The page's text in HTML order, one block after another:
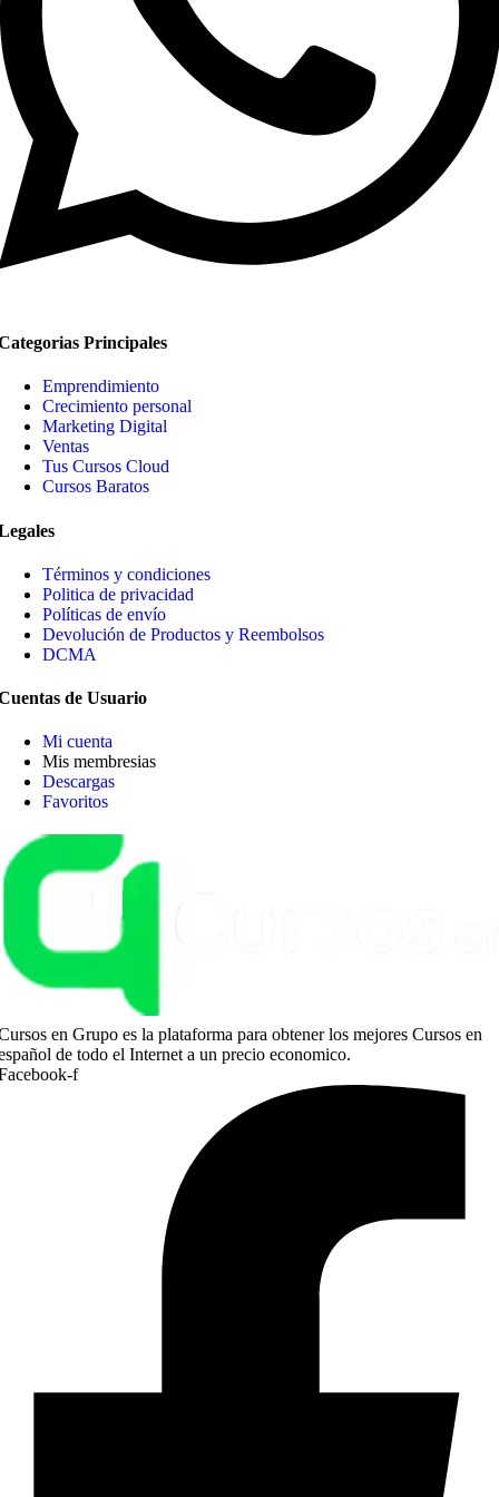
Principales
Emprendimiento
Crecimiento personal
Marketing Digital
Ventas
Tus Cursos Cloud
Cursos Baratos
Términos y condiciones
Politica de privacidad
Políticas de envío
Devolución de Productos y Reembolsos
DCMA
de Usuario
Mi cuenta
Mis membresias
Descargas
Favoritos
en Grupo es la plataforma para obtener los mejores Cursos en
de todo el Internet a un precio economico.
f